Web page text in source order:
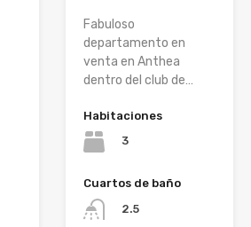
Fabuloso
departamento en
venta en Anthea
dentro del club de…
Habitaciones
3
Cuartos de baño
2.5